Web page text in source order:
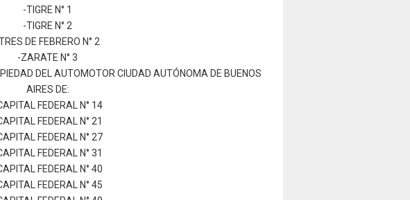
-TIGRE N° 1
-TIGRE N° 2
DE FEBRERO N° 2
-ZARATE N° 3
DEL AUTOMOTOR CIUDAD AUTÓNOMA DE BUENOS
AIRES DE:
FEDERAL N° 14
FEDERAL N° 21
FEDERAL N° 27
FEDERAL N° 31
FEDERAL N° 40
FEDERAL N° 45